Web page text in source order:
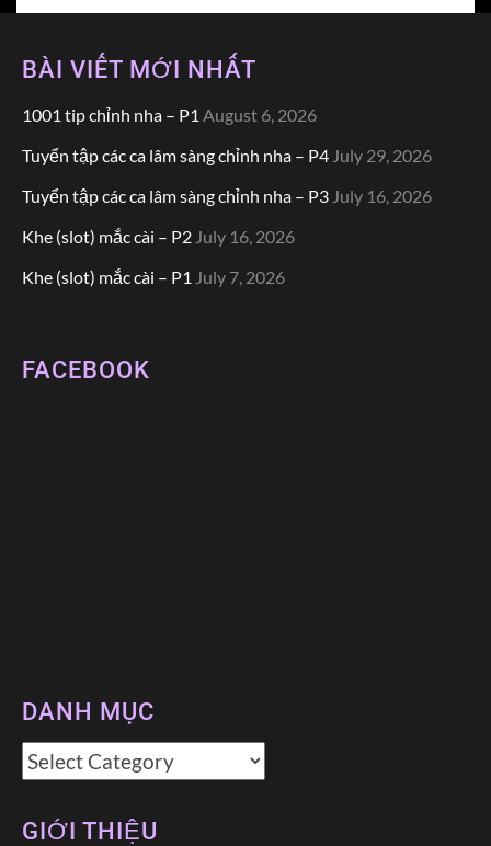
BÀI VIẾT MỚI NHẤT
1001 tip chỉnh nha – P1 August 6, 2026
Tuyển tập các ca lâm sàng chỉnh nha – P4 July 29, 2026
Tuyển tập các ca lâm sàng chỉnh nha – P3 July 16, 2026
Khe (slot) mắc cài – P2 July 16, 2026
Khe (slot) mắc cài – P1 July 7, 2026
FACEBOOK
DANH MỤC
Danh
GIỚI THIỆU